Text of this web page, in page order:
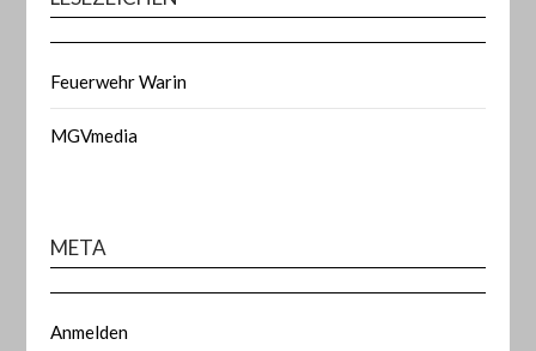
Feuerwehr Warin
MGVmedia
META
Anmelden